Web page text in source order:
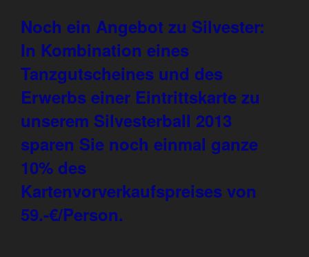
Noch ein Angebot zu Silvester:
In Kombination eines
Tanzgutscheines und des
Erwerbs einer Eintrittskarte zu
unserem Silvesterball 2013
sparen Sie noch einmal ganze
10% des
Kartenvorverkaufspreises von
59.-€/Person.